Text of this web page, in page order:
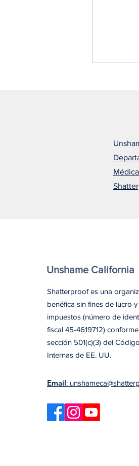
cambió
Unshame California
Shatterproof es una
benéfica sin fines de lucro
impuestos (número de
fiscal 45-4619712)
sección 501(c)(3) del
Internas de EE. UU.
Email: